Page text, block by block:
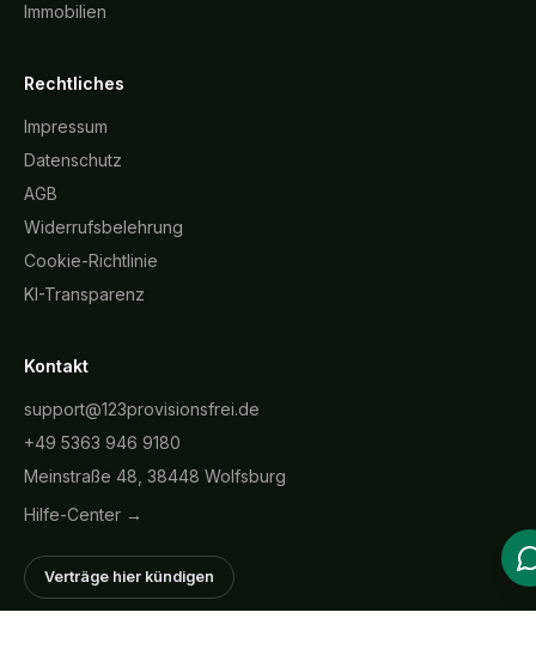
Immobilien
Rechtliches
Impressum
Datenschutz
AGB
Widerrufsbelehrung
Cookie-Richtlinie
KI-Transparenz
Kontakt
support@123provisionsfrei.de
+49 5363 946 9180
Meinstraße 48, 38448 Wolfsburg
Hilfe-Center →
Verträge hier kündigen